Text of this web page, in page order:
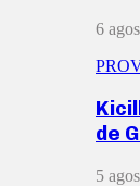
6
de
5